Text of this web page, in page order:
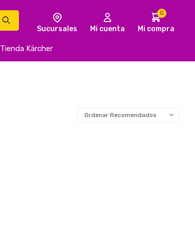
Tienda Kärcher
0
Recomendados